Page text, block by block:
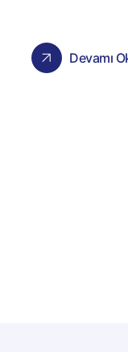
Devamı